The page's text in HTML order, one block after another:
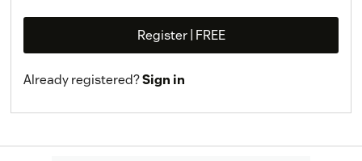
Register | FREE
Already registered?Sign in